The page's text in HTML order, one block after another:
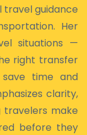
travel guidance
Her
situations —
right transfer
time and
clarity,
travelers make
before they